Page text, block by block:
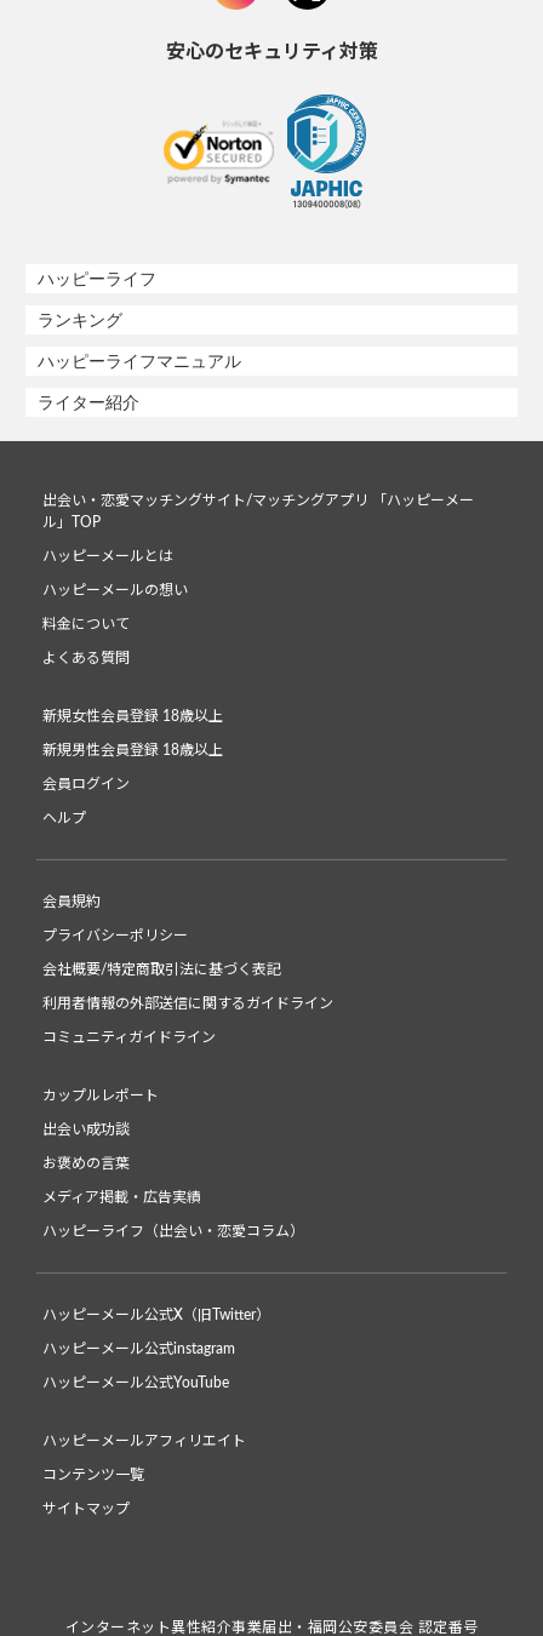
安心のセキュリティ対策
ハッピーライフ
ランキング
ハッピーライフマニュアル
ライター紹介
出会い・恋愛マッチングサイト/マッチングアプリ 「ハッピーメー
ル」TOP
ハッピーメールとは
ハッピーメールの想い
料金について
よくある質問
新規女性会員登録 18歳以上
新規男性会員登録 18歳以上
会員ログイン
ヘルプ
会員規約
プライバシーポリシー
会社概要/特定商取引法に基づく表記
利用者情報の外部送信に関するガイドライン
コミュニティガイドライン
カップルレポート
出会い成功談
お褒めの言葉
メディア掲載・広告実績
ハッピーライフ（出会い・恋愛コラム）
ハッピーメール公式X（旧Twitter）
ハッピーメール公式instagram
ハッピーメール公式YouTube
ハッピーメールアフィリエイト
コンテンツ一覧
サイトマップ
インターネット異性紹介事業届出・福岡公安委員会 認定番号